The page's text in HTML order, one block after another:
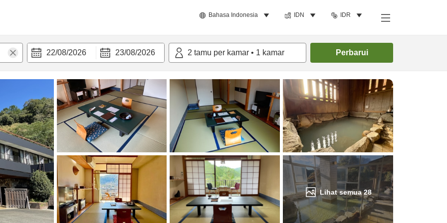
Bahasa Indonesia IDN IDR
22/08/2026 23/08/2026 2 tamu per kamar • 1 kamar Perbarui
Lihat semua28
Cari kamar